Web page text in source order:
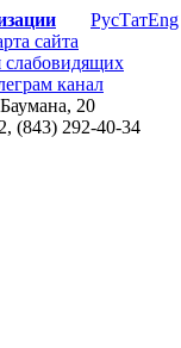
РусТатEng
20
(843) 292-40-34